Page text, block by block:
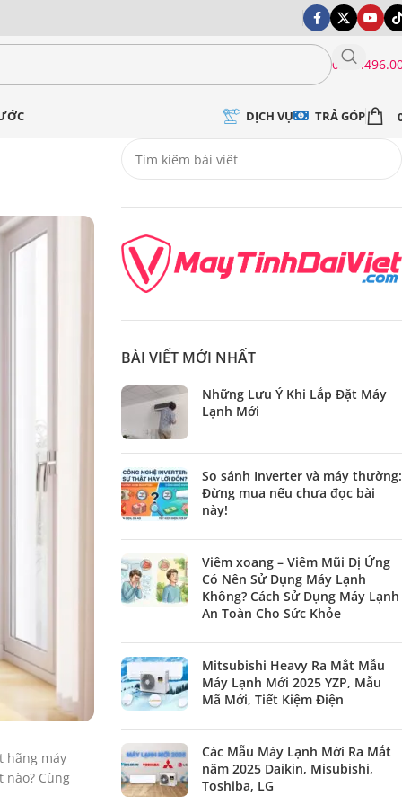
DỊCH VỤ TRẢ GÓP
hãng máy
Cùng
BÀI VIẾT MỚI NHẤT
Những Lưu Ý Khi Lắp Đặt Máy
Lạnh Mới
So sánh Inverter và máy thường:
Đừng mua nếu chưa đọc bài
này!
Viêm xoang – Viêm Mũi Dị Ứng
Có Nên Sử Dụng Máy Lạnh
Không? Cách Sử Dụng Máy Lạnh
An Toàn Cho Sức Khỏe
Mitsubishi Heavy Ra Mắt Mẫu
Máy Lạnh Mới 2025 YZP, Mẫu
Mã Mới, Tiết Kiệm Điện
Các Mẫu Máy Lạnh Mới Ra Mắt
năm 2025 Daikin, Misubishi,
Toshiba, LG